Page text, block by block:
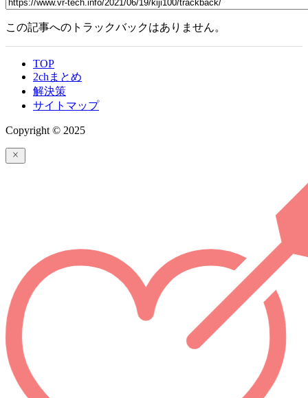
この記事へのトラックバックはありません。
TOP
2chまとめ
解決策
サイトマップ
Copyright © 2025